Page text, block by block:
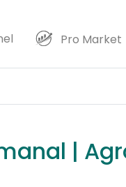
Pro Market
|